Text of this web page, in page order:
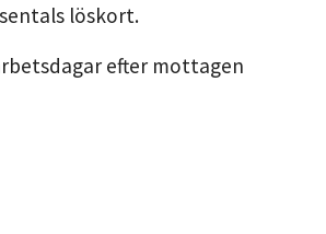
löskort.
efter mottagen